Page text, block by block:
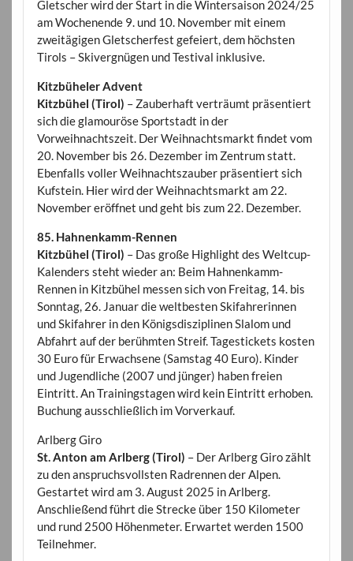
Gletscher wird der Start in die Wintersaison 2024/25
am Wochenende 9. und 10. November mit einem
zweitägigen Gletscherfest gefeiert, dem höchsten
Tirols – Skivergnügen und Testival inklusive.
Kitzbüheler Advent
Kitzbühel (Tirol) – Zauberhaft verträumt präsentiert
sich die glamouröse Sportstadt in der
Vorweihnachtszeit. Der Weihnachtsmarkt findet vom
20. November bis 26. Dezember im Zentrum statt.
Ebenfalls voller Weihnachtszauber präsentiert sich
Kufstein. Hier wird der Weihnachtsmarkt am 22.
November eröffnet und geht bis zum 22. Dezember.
85. Hahnenkamm-Rennen
Kitzbühel (Tirol) – Das große Highlight des Weltcup-
Kalenders steht wieder an: Beim Hahnenkamm-
Rennen in Kitzbühel messen sich von Freitag, 14. bis
Sonntag, 26. Januar die weltbesten Skifahrerinnen
und Skifahrer in den Königsdisziplinen Slalom und
Abfahrt auf der berühmten Streif. Tagestickets kosten
30 Euro für Erwachsene (Samstag 40 Euro). Kinder
und Jugendliche (2007 und jünger) haben freien
Eintritt. An Trainingstagen wird kein Eintritt erhoben.
Buchung ausschließlich im Vorverkauf.
Arlberg Giro
St. Anton am Arlberg (Tirol) – Der Arlberg Giro zählt
zu den anspruchsvollsten Radrennen der Alpen.
Gestartet wird am 3. August 2025 in Arlberg.
Anschließend führt die Strecke über 150 Kilometer
und rund 2500 Höhenmeter. Erwartet werden 1500
Teilnehmer.